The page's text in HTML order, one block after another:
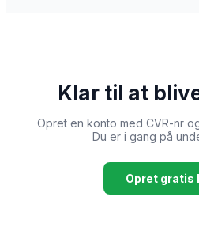
Klar til at
Opret en konto med CVR-nr
Du er i gang på
Opret gratis